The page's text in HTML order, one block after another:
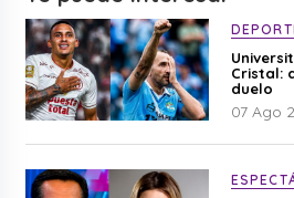
Cristal:
duelo
07 Ago